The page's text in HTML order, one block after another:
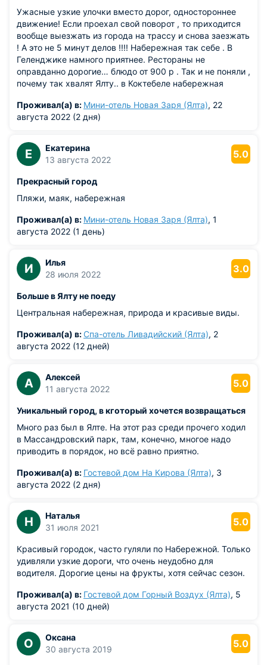
Ужасные узкие улочки вместо дорог, одностороннее
движение! Если проехал свой поворот , то приходится
вообще выезжать из города на трассу и снова заезжать
! А это не 5 минут делов !!!! Набережная так себе . В
Геленджике намного приятнее. Рестораны не
оправданно дорогие… блюдо от 900 р . Так и не поняли ,
почему так хвалят Ялту.. в Коктебеле набережная
Проживал(а) в: Мини-отель Новая Заря (Ялта), 22
августа 2022 (2 дня)
Е
Екатерина
13 августа 2022
5.0
Прекрасный город
Пляжи, маяк, набережная
Проживал(а) в: Мини-отель Новая Заря (Ялта), 1
августа 2022 (1 день)
И
Илья
28 июля 2022
3.0
Больше в Ялту не поеду
Центральная набережная, природа и красивые виды.
Проживал(а) в: Спа-отель Ливадийский (Ялта), 2
августа 2022 (12 дней)
А
Алексей
11 августа 2022
5.0
Уникальный город, в кготорый хочется возвращаться
Много раз был в Ялте. На этот раз среди прочего ходил
в Массандровский парк, там, конечно, многое надо
приводить в порядок, но всё равно приятно.
Проживал(а) в: Гостевой дом На Кирова (Ялта), 3
августа 2022 (2 дня)
Н
Наталья
31 июля 2021
5.0
Красивый городок, часто гуляли по Набережной. Только
удивляли узкие дороги, что очень неудобно для
водителя. Дорогие цены на фрукты, хотя сейчас сезон.
Проживал(а) в: Гостевой дом Горный Воздух (Ялта), 5
августа 2021 (10 дней)
О
Оксана
30 августа 2019
5.0